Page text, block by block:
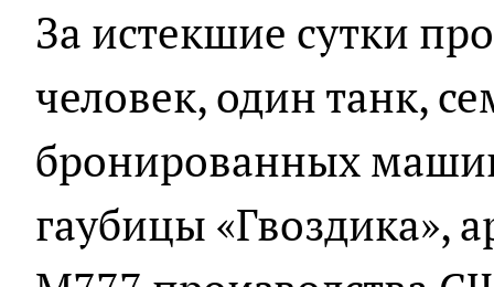
За истекшие сутки
человек, один танк,
бронированных
гаубицы «Гвоздика»,